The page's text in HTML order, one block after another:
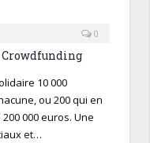
0
Crowdfunding
10 000
ou 200 qui en
000 euros. Une
et…